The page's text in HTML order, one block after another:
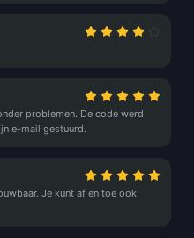
problemen. De code werd
e-mail gestuurd.
Je kunt af en toe ook